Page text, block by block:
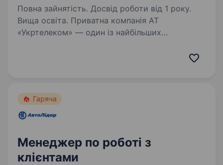
Повна зайнятість. Досвід роботи від 1 року.
Вища освіта. Приватна компанія АТ
«Укртелеком» — один із найбільших
Гаряча
Менеджер по роботі з
клієнтами